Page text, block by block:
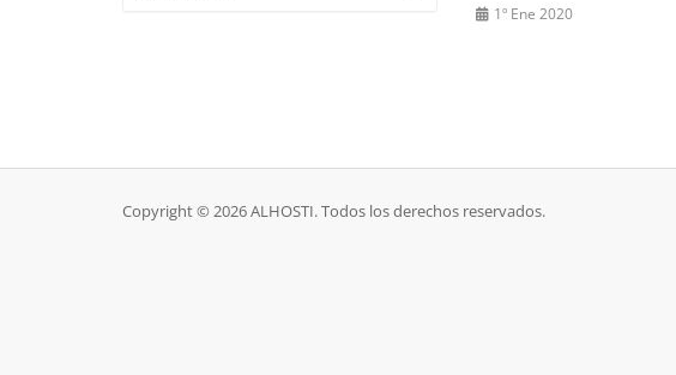
1º Ene 2020
Copyright © 2026 ALHOSTI. Todos los derechos reservados.